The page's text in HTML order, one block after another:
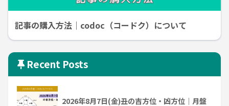
記事の購入方法｜codoc（コードク）について
Recent Posts
2026年8月7日(金)丑の吉方位・凶方位｜月盤